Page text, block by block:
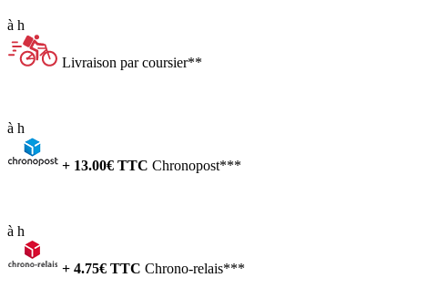
à h
Livraison par coursier**
à h
+ 13.00€ TTC Chronopost***
à h
+ 4.75€ TTC Chrono-relais***